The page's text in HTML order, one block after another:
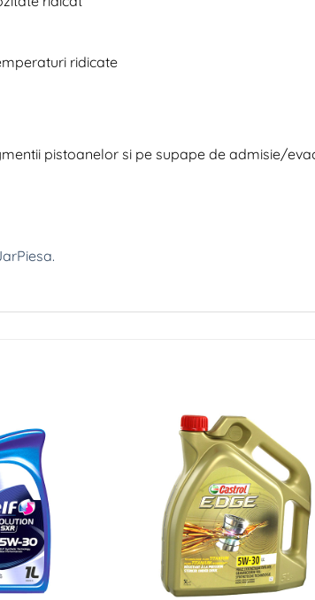
ridicate
pistoanelor si pe supape de admisie/